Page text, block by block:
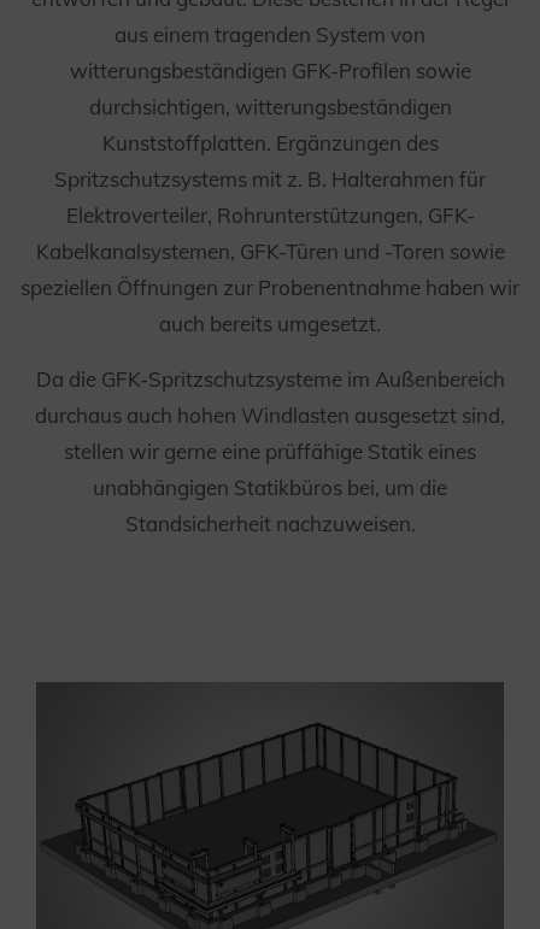
aus einem tragenden System von
witterungsbeständigen GFK-Profilen sowie
durchsichtigen, witterungsbeständigen
Kunststoffplatten. Ergänzungen des
Spritzschutzsystems mit z. B. Halterahmen für
Elektroverteiler, Rohrunterstützungen, GFK-
Kabelkanalsystemen, GFK-Türen und -Toren sowie
speziellen Öffnungen zur Probenentnahme haben wir
auch bereits umgesetzt.
Da die GFK-Spritzschutzsysteme im Außenbereich
durchaus auch hohen Windlasten ausgesetzt sind,
stellen wir gerne eine prüffähige Statik eines
unabhängigen Statikbüros bei, um die
Standsicherheit nachzuweisen.